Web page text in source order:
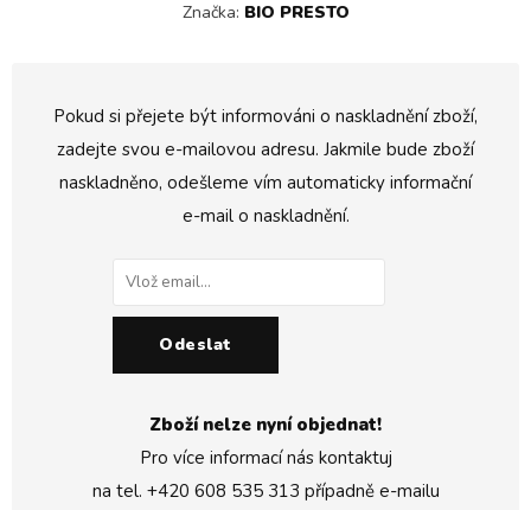
Značka: BIO PRESTO
Pokud si přejete být informováni o naskladnění zboží,
zadejte svou e-mailovou adresu. Jakmile bude zboží
naskladněno, odešleme vím automaticky informační
e-mail o naskladnění.
Odeslat
Zboží nelze nyní objednat!
Pro více informací nás kontaktuj
na tel. +420 608 535 313 případně e-mailu